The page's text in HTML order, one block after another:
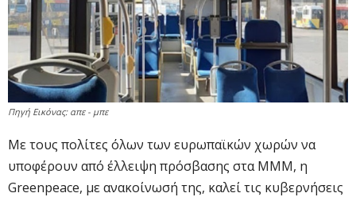
Πηγή Εικόνας: απε - μπε
Με τους πολίτες όλων των ευρωπαϊκών χωρών να
υποφέρουν από έλλειψη πρόσβασης στα ΜΜΜ, η
Greenpeace, με ανακοίνωσή της, καλεί τις κυβερνήσεις